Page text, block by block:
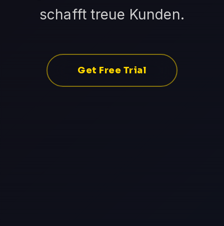
schafft treue Kunden.
Get Free Trial